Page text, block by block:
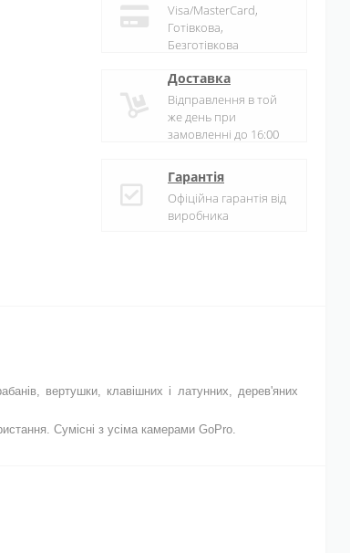
Visa/MasterCard,
Готівкова,
Безготівкова
Доставка
Відправлення в той
же день при
замовленні до 16:00
Гарантія
Офіційна гарантія від
виробника
вертушки, клавішних і латунних, дерев'яних
Сумісні з усіма камерами GoPro.